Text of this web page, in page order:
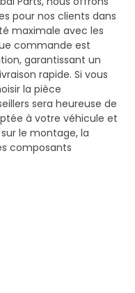
pour nos clients dans
maximale avec les
commande est
garantissant un
rapide. Si vous
la pièce
sera heureuse de
à votre véhicule et
le montage, la
composants